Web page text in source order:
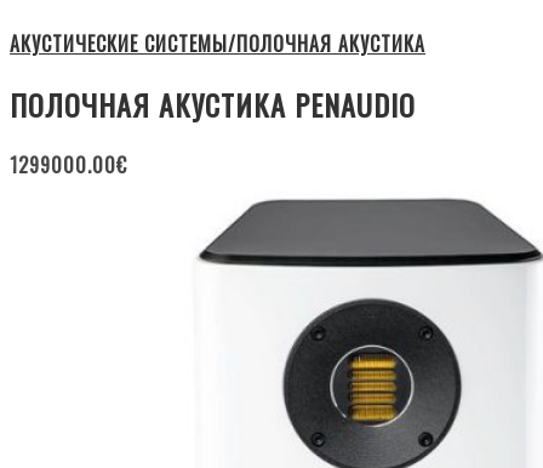
АКУСТИЧЕСКИЕ СИСТЕМЫ/ПОЛОЧНАЯ АКУСТИКА
ПОЛОЧНАЯ АКУСТИКА PENAUDIO
1299000.00€